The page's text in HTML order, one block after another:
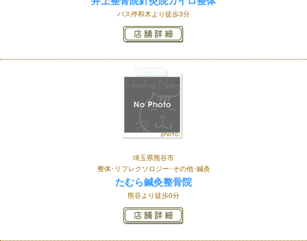
バス停和木より徒歩3分
埼玉県熊谷市
整体･リフレクソロジー･その他･鍼灸
たむら鍼灸整骨院
熊谷より徒歩0分